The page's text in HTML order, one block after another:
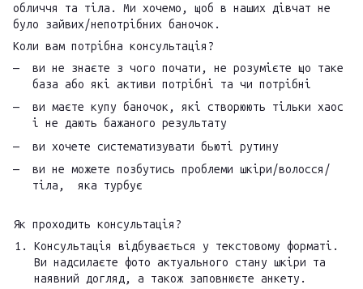
обличчя та тіла. Ми хочемо, щоб в наших дівчат не
було зайвих/непотрібних баночок.
Коли вам потрібна консультація?
ви не знаєте з чого почати, не розумієте що таке
база або які активи потрібні та чи потрібні
ви маєте купу баночок, які створюють тільки хаос
і не дають бажаного результату
ви хочете систематизувати бьюті рутину
ви не можете позбутись проблеми шкіри/волосся/
тіла, яка турбує
Як проходить консультація?
Консультація відбувається у текстовому форматі.
Ви надсилаєте фото актуального стану шкіри та
наявний догляд, а також заповнюєте анкету.